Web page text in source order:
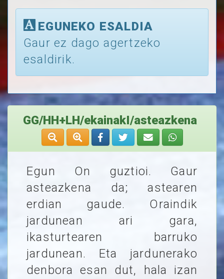
EGUNEKO ESALDIA
Gaur ez dago agertzeko
esaldirik.
GG/HH+LH/ekainakI/asteazkena
Egun On guztioi. Gaur
asteazkena da; astearen
erdian gaude. Oraindik
jardunean ari gara,
ikasturtearen barruko
jardunean. Eta jardunerako
denbora esan dut, hala izan